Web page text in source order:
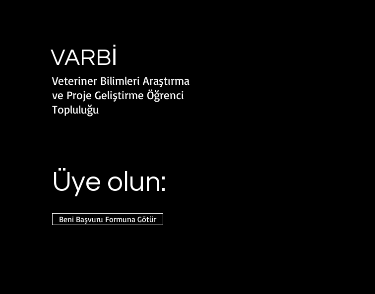
VARBİ
Veteriner Bilimleri Araştırma
ve Proje Geliştirme Öğrenci
Topluluğu
Üye olun:
Beni Başvuru Formuna Götür